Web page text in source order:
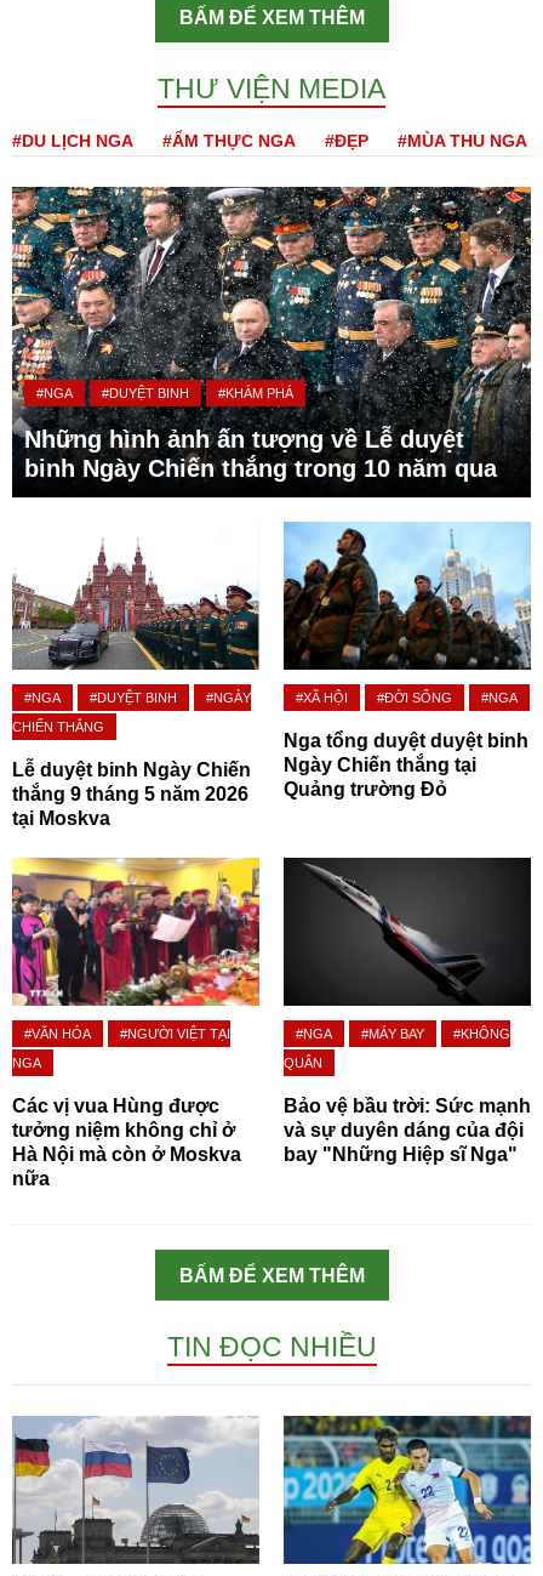
BẤM ĐỂ XEM THÊM
THƯ VIỆN MEDIA
#DU LỊCH NGA #ẨM THỰC NGA #ĐẸP #MÙA THU NGA
#NGA #DUYỆT BINH #KHÁM PHÁ
Những hình ảnh ấn tượng về Lễ duyệt
binh Ngày Chiến thắng trong 10 năm qua
#NGA #DUYỆT BINH
#NGÀY
CHIẾN THẮNG
Lễ duyệt binh Ngày Chiến
thắng 9 tháng 5 năm 2026
tại Moskva
#XÃ HỘI #ĐỜI SỐNG #NGA
Nga tổng duyệt duyệt binh
Ngày Chiến thắng tại
Quảng trường Đỏ
#VĂN HÓA
#NGƯỜI VIỆT TẠI
NGA
Các vị vua Hùng được
tưởng niệm không chỉ ở
Hà Nội mà còn ở Moskva
nữa
#NGA #MÁY BAY
#KHÔNG
QUÂN
Bảo vệ bầu trời: Sức mạnh
và sự duyên dáng của đội
bay "Những Hiệp sĩ Nga"
BẤM ĐỂ XEM THÊM
TIN ĐỌC NHIỀU